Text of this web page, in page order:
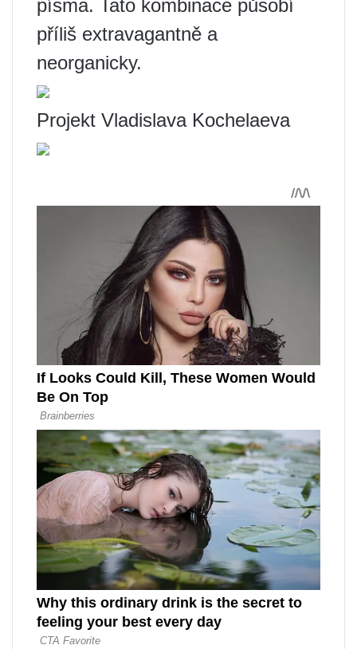
písma. Tato kombinace působí
příliš extravagantně a
neorganicky.
Projekt Vladislava Kochelaeva